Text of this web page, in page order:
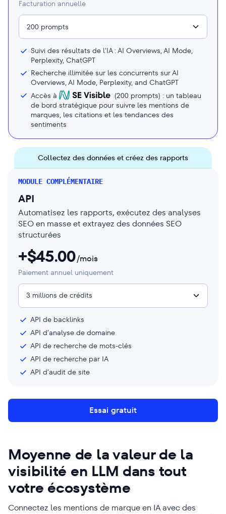
Facturation annuelle
200 prompts
Suivi des résultats de l'IA : AI Overviews, AI Mode,
Perplexity, ChatGPT
Recherche illimitée sur les concurrents sur AI
Overviews, AI Mode, Perplexity, and ChatGPT
Accès à
(200 prompts) : un tableau
de bord stratégique pour suivre les mentions de
marques, les citations et les tendances des
sentiments
Collectez des données et créez des rapports
MODULE COMPLÉMENTAIRE
API
Automatisez les rapports, exécutez des analyses
SEO en masse et extrayez des données SEO
structurées
+$45.00/mois
Paiement annuel uniquement
3 millions de crédits
API de backlinks
API d’analyse de domaine
API de recherche de mots-clés
API de recherche par IA
API d’audit de site
Essai gratuit
Moyenne de la valeur de la
visibilité en LLM dans tout
votre écosystème
Connectez les mentions de marque en IA avec des